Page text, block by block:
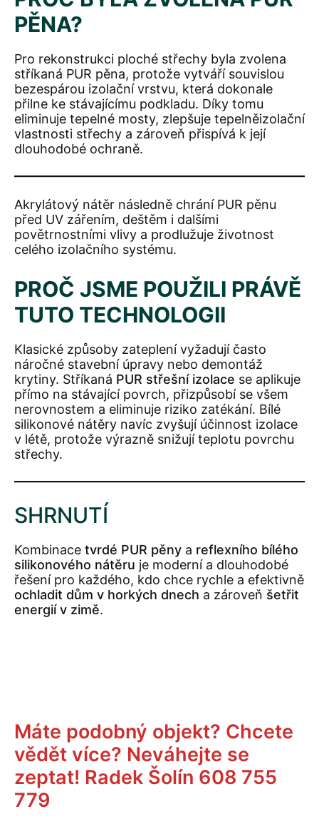
PĚNA?
Pro rekonstrukci ploché střechy byla zvolena
stříkaná PUR pěna, protože vytváří souvislou
bezespárou izolační vrstvu, která dokonale
přilne ke stávajícímu podkladu. Díky tomu
eliminuje tepelné mosty, zlepšuje tepelněizolační
vlastnosti střechy a zároveň přispívá k její
dlouhodobé ochraně.
Akrylátový nátěr následně chrání PUR pěnu
před UV zářením, deštěm i dalšími
povětrnostními vlivy a prodlužuje životnost
celého izolačního systému.
PROČ JSME POUŽILI PRÁVĚ
TUTO TECHNOLOGII
Klasické způsoby zateplení vyžadují často
náročné stavební úpravy nebo demontáž
krytiny. Stříkaná PUR střešní izolace se aplikuje
přímo na stávající povrch, přizpůsobí se všem
nerovnostem a eliminuje riziko zatékání. Bílé
silikonové nátěry navíc zvyšují účinnost izolace
v létě, protože výrazně snižují teplotu povrchu
střechy.
SHRNUTÍ
Kombinace tvrdé PUR pěny a reflexního bílého
silikonového nátěru je moderní a dlouhodobé
řešení pro každého, kdo chce rychle a efektivně
ochladit dům v horkých dnech a zároveň šetřit
energií v zimě.
Máte podobný objekt? Chcete
vědět více? Neváhejte se
zeptat! Radek Šolín 608 755
779